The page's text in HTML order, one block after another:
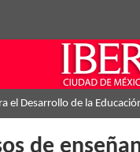
el Desarrollo de la
de